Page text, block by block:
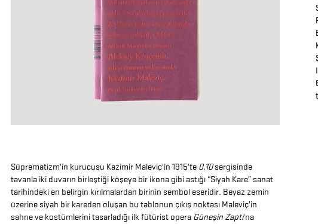
Süprematizm’in kurucusu Kazimir Maleviç’in 1915’te 0,10sergisinde
tavanla iki duvarın birleştiği köşeye bir ikona gibi astığı “Siyah Kare” sanat
tarihindeki en belirgin kırılmalardan birinin sembol eseridir. Beyaz zemin
üzerine siyah bir kareden oluşan bu tablonun çıkış noktası Maleviç’in
sahne ve kostümlerini tasarladığı ilk fütürist opera Güneşin Zaptı'na